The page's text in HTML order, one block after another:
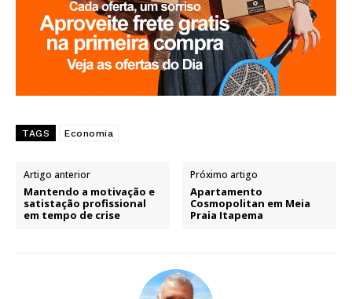
TAGS Economia
Artigo anterior
Mantendo a motivação e
satistação profissional
em tempo de crise
Próximo artigo
Apartamento
Cosmopolitan em Meia
Praia Itapema